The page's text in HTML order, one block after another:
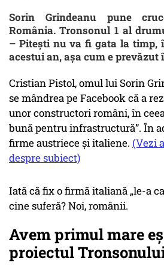
Sorin Grindeanu pune
România. Tronsonul 1 al
– Piteşti nu va fi gata la timp,
acestui an, aşa cum e prevăzut
Cristian Pistol, omul lui Sorin
se mândrea pe Facebook că a
unor constructori români, în
bună pentru infrastructură”. În
firme austriece și italiene. (Vezi
despre subiect)
Iată că fix o firmă italiană „le-a
cine suferă? Noi, românii.
Avem primul mare
proiectul